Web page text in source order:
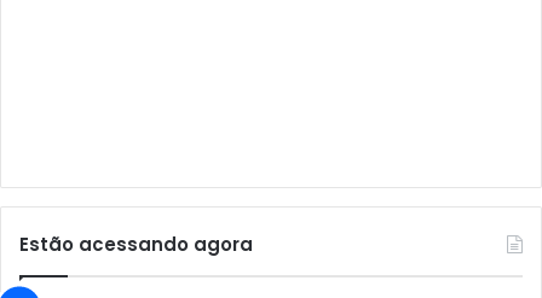
Audisat K10 Urus
Audisat K20 Huracan
Audisat K30 Aventador
Estão acessando agora